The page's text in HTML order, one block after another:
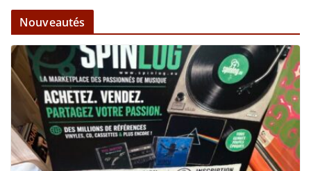
Nouveautés